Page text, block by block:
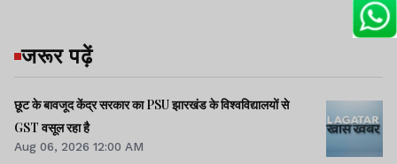
जरूर पढ़ें
छूट के बावजूद केंद्र सरकार का PSU झारखंड के विश्वविद्यालयों से
GST वसूल रहा है
Aug 06, 2026 12:00 AM